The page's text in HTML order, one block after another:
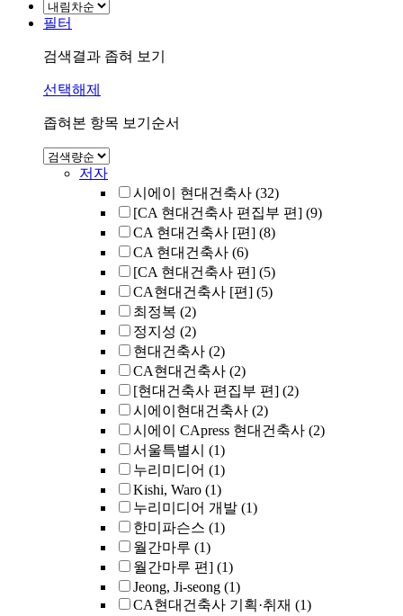
필터
검색결과 좁혀 보기
선택해제
좁혀본 항목 보기순서
저자
시에이 현대건축사 (32)
[CA 현대건축사 편집부 편] (9)
CA 현대건축사 [편] (8)
CA 현대건축사 (6)
[CA 현대건축사 편] (5)
CA현대건축사 [편] (5)
최정복 (2)
정지성 (2)
현대건축사 (2)
CA현대건축사 (2)
[현대건축사 편집부 편] (2)
시에이현대건축사 (2)
시에이 CApress 현대건축사 (2)
서울특별시 (1)
누리미디어 (1)
Kishi, Waro (1)
누리미디어 개발 (1)
한미파슨스 (1)
월간마루 (1)
월간마루 편] (1)
Jeong, Ji-seong (1)
CA현대건축사 기획·취재 (1)